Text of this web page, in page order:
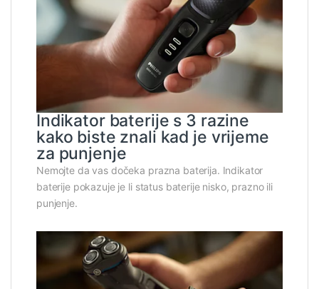
Indikator baterije s 3 razine
kako biste znali kad je vrijeme
za punjenje
Nemojte da vas dočeka prazna baterija. Indikator
baterije pokazuje je li status baterije nisko, prazno ili
punjenje.